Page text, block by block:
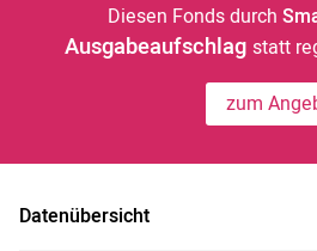
Diesen Fonds durch
Ausgabeaufschlagstatt
zum
Datenübersicht